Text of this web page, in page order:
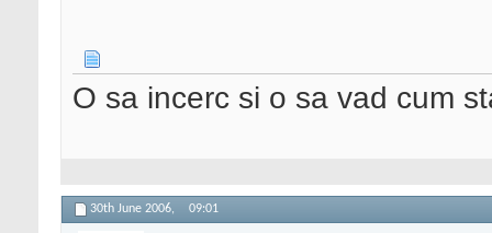
O sa incerc si o sa vad cum
30th June 2006, 09:01